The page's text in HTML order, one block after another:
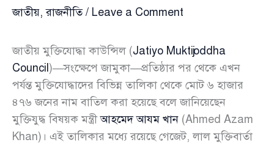
জাতীয়,রাজনীতি/ Leave a Comment
জাতীয় মুক্তিযোদ্ধা কাউন্সিল (Jatiyo Muktijoddha
Council )—সংক্ষেপে জামুকা—প্রতিষ্ঠার পর থেকে এখন
পর্যন্ত মুক্তিযোদ্ধাদের বিভিন্ন তালিকা থেকে মোট ৬ হাজার
৪৭৬ জনের নাম বাতিল করা হয়েছে বলে জানিয়েছেন
মুক্তিযুদ্ধ বিষয়ক মন্ত্রীআহমেদ আযম খান (Ahmed Azam
Khan)। এই তালিকার মধ্যে রয়েছে গেজেট, লাল মুক্তিবার্তা